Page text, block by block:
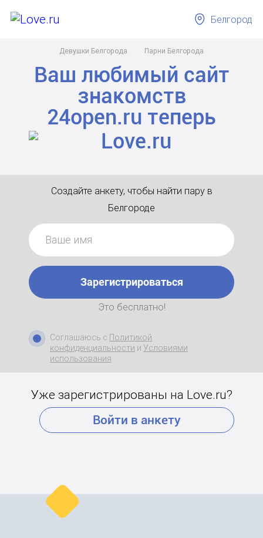
Девушки Белгорода Парни Белгорода
Белгород
Ваш любимый сайт
знакомств
24open.ru теперь
Создайте анкету, чтобы найти пару в
Белгороде
Зарегистрироваться
Это бесплатно!
Соглашаюсь с Политикой
конфиденциальности и Условиями
использования
Уже зарегистрированы на Love.ru?
Войти в анкету